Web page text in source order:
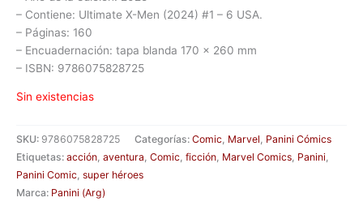
– Contiene: Ultimate X-Men (2024) #1 – 6 USA.
– Páginas: 160
– Encuadernación: tapa blanda 170 x 260 mm
– ISBN: 9786075828725
Sin existencias
SKU: 9786075828725 Categorías: Comic, Marvel, Panini Cómics
Etiquetas: acción, aventura, Comic, ficción, Marvel Comics, Panini,
Panini Comic, super héroes
Marca: Panini (Arg)